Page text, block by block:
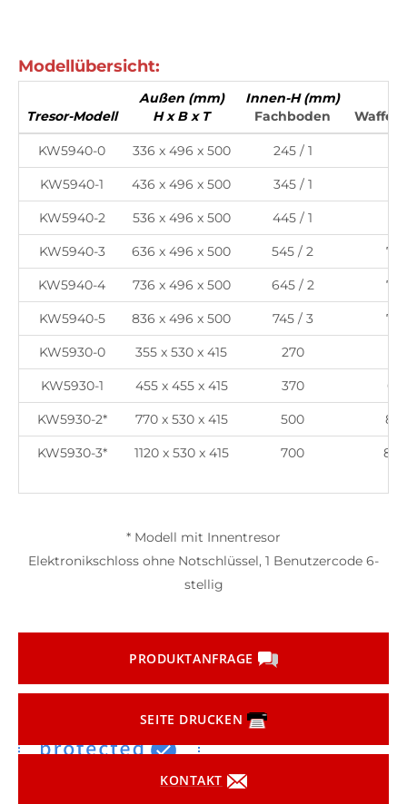
Modellübersicht:
Tresor-Modell
Außen (mm)
H x B x T
Innen-H (mm)
Fachboden
KW5940-0 336 x 496 x 500 245 / 1
KW5940-1 436 x 496 x 500 345 / 1
KW5940-2 536 x 496 x 500 445 / 1
KW5940-3 636 x 496 x 500 545 / 2
KW5940-4 736 x 496 x 500 645 / 2
KW5940-5 836 x 496 x 500 745 / 3
KW5930-0 355 x 530 x 415 270
KW5930-1 455 x 455 x 415 370
KW5930-2* 770 x 530 x 415 500
KW5930-3* 1120 x 530 x 415 700
* Modell mit Innentresor
Elektronikschloss ohne Notschlüssel, 1 Benutzercode 6-
stellig
PRODUKTANFRAGE
SEITE DRUCKEN
KONTAKT